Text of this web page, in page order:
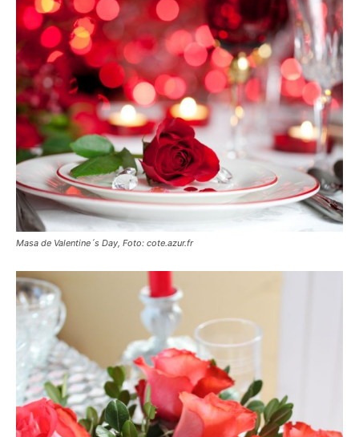
Masa de Valentine´s Day, Foto: cote.azur.fr